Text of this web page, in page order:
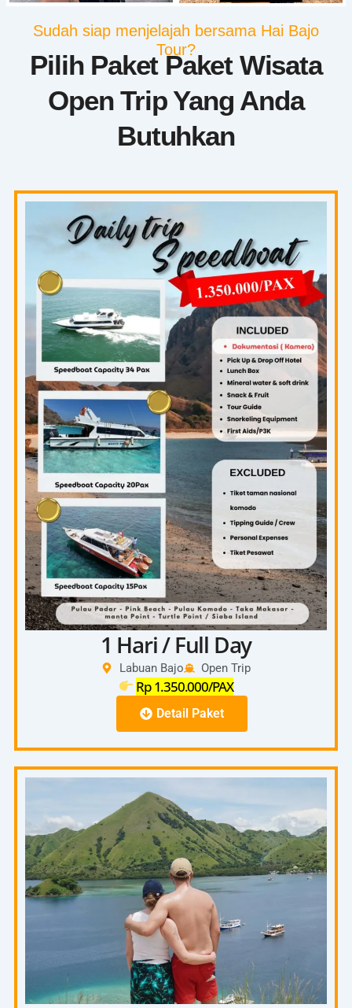
Sudah siap menjelajah bersama Hai Bajo
Tour?
Pilih Paket Paket Wisata
Open Trip Yang Anda
Butuhkan
1 Hari / Full Day
Labuan Bajo Open Trip
Rp 1.350.000/PAX
Detail Paket
06.30
Pick Up Hotel – Pelabuhan
07.00
–
08.00
Start To Padar Island
On the spot Pulau Padar ( Trecking Puncak
Pulau Padar)
10.00